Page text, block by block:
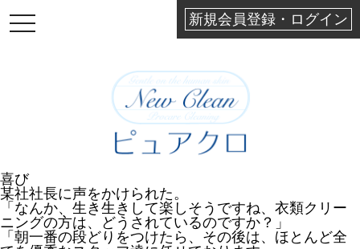
新規会員登録・ログイン
TOGGLE
喜び
某社社長に声をかけられた。
「なんか、生き生きして楽しそうですね、衣類クリー
ニングの方は、どうされているのですか？」
「朝一番の段どりをつけたら、その後は、ほとんど全